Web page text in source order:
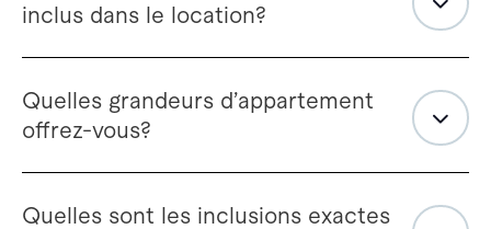
inclus dans le location?
Quelles grandeurs d’appartement
offrez-vous?
Quelles sont les inclusions exactes